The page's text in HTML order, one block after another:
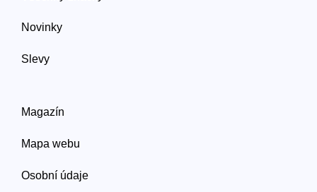
Novinky
Slevy
Magazín
Mapa webu
Osobní údaje